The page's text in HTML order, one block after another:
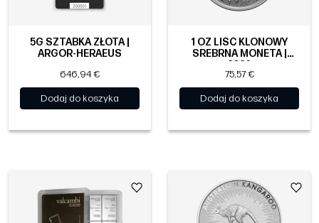
5G SZTABKA ZŁOTA |
ARGOR-HERAEUS
646,94 €
Dodaj do koszyka
1 OZ LIŚĆ KLONOWY
SREBRNA MONETA |
2026
75,57 €
Dodaj do koszyka